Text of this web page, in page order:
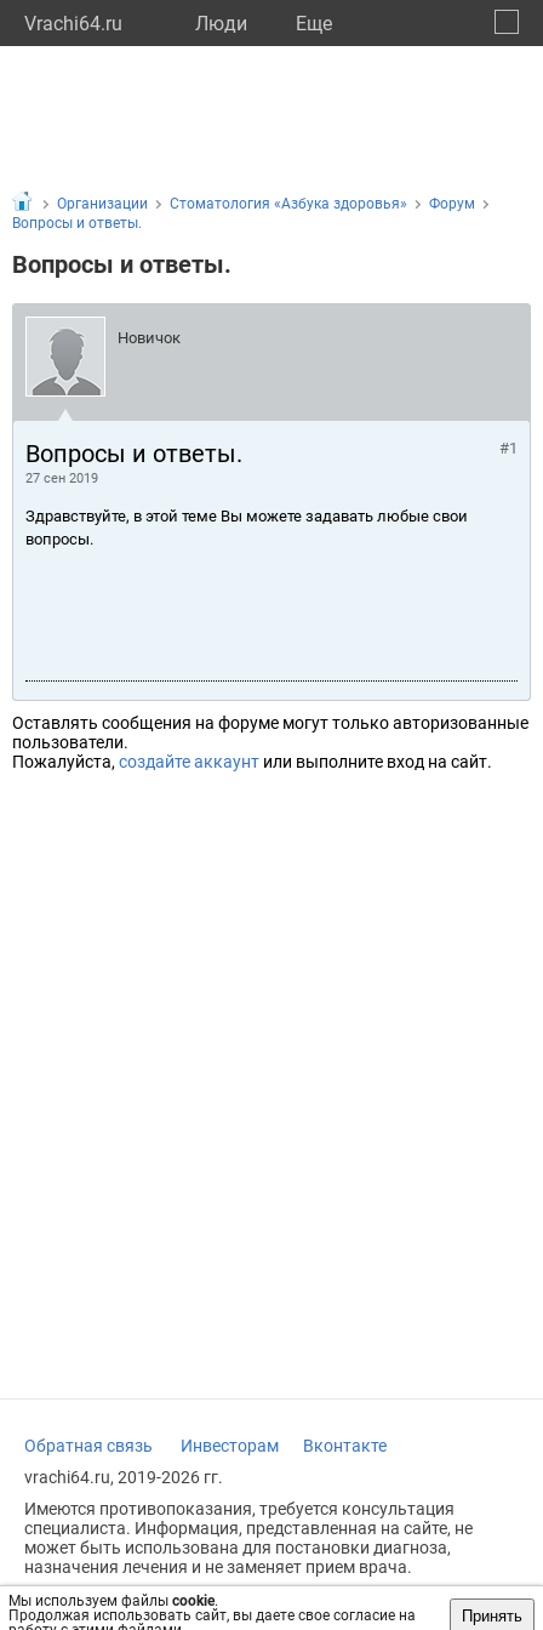
Vrachi64.ru Люди Eще
Мы используем файлы cookie.
Продолжая использовать сайт, вы даете свое согласие на
Принять
Организации Стоматология «Азбука здоровья»
Форум
Вопросы и ответы.
Вопросы и ответы.
Новичок
Вопросы и ответы.
27 сен 2019
#1
Здравствуйте, в этой теме Вы можете задавать любые свои
вопросы.
Оставлять сообщения на форуме могут только авторизованные
пользователи.
Пожалуйста, создайте аккаунт или выполните вход на сайт.
Обратная связь Инвесторам
Вконтакте
vrachi64.ru, 2019-2026 гг.
Имеются противопоказания, требуется консультация
специалиста. Информация, представленная на сайте, не
может быть использована для постановки диагноза,
назначения лечения и не заменяет прием врача.
Возрастное ограничение: 18+